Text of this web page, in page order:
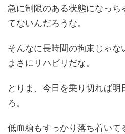
急に制限のある状態になっち
てないんだろうな。
そんなに長時間の拘束じゃな
まさにリハビリだな。
とりま、今日を乗り切れば
ろ。
低血糖もすっかり落ち着いて